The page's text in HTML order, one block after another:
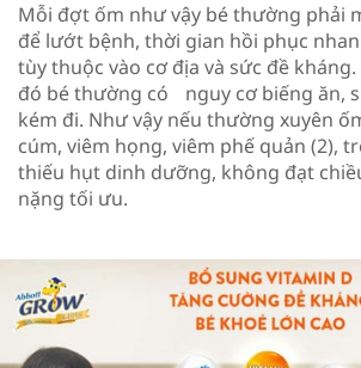
Mỗi đợt ốm như vậy bé thường phải
để lướt bệnh, thời gian hồi phục
tùy thuộc vào cơ địa và sức đề
đó bé thường có nguy cơ biếng ăn,
kém đi. Như vậy nếu thường xuyên
cúm, viêm họng, viêm phế quản (2),
thiếu hụt dinh dưỡng, không đạt
nặng tối ưu.